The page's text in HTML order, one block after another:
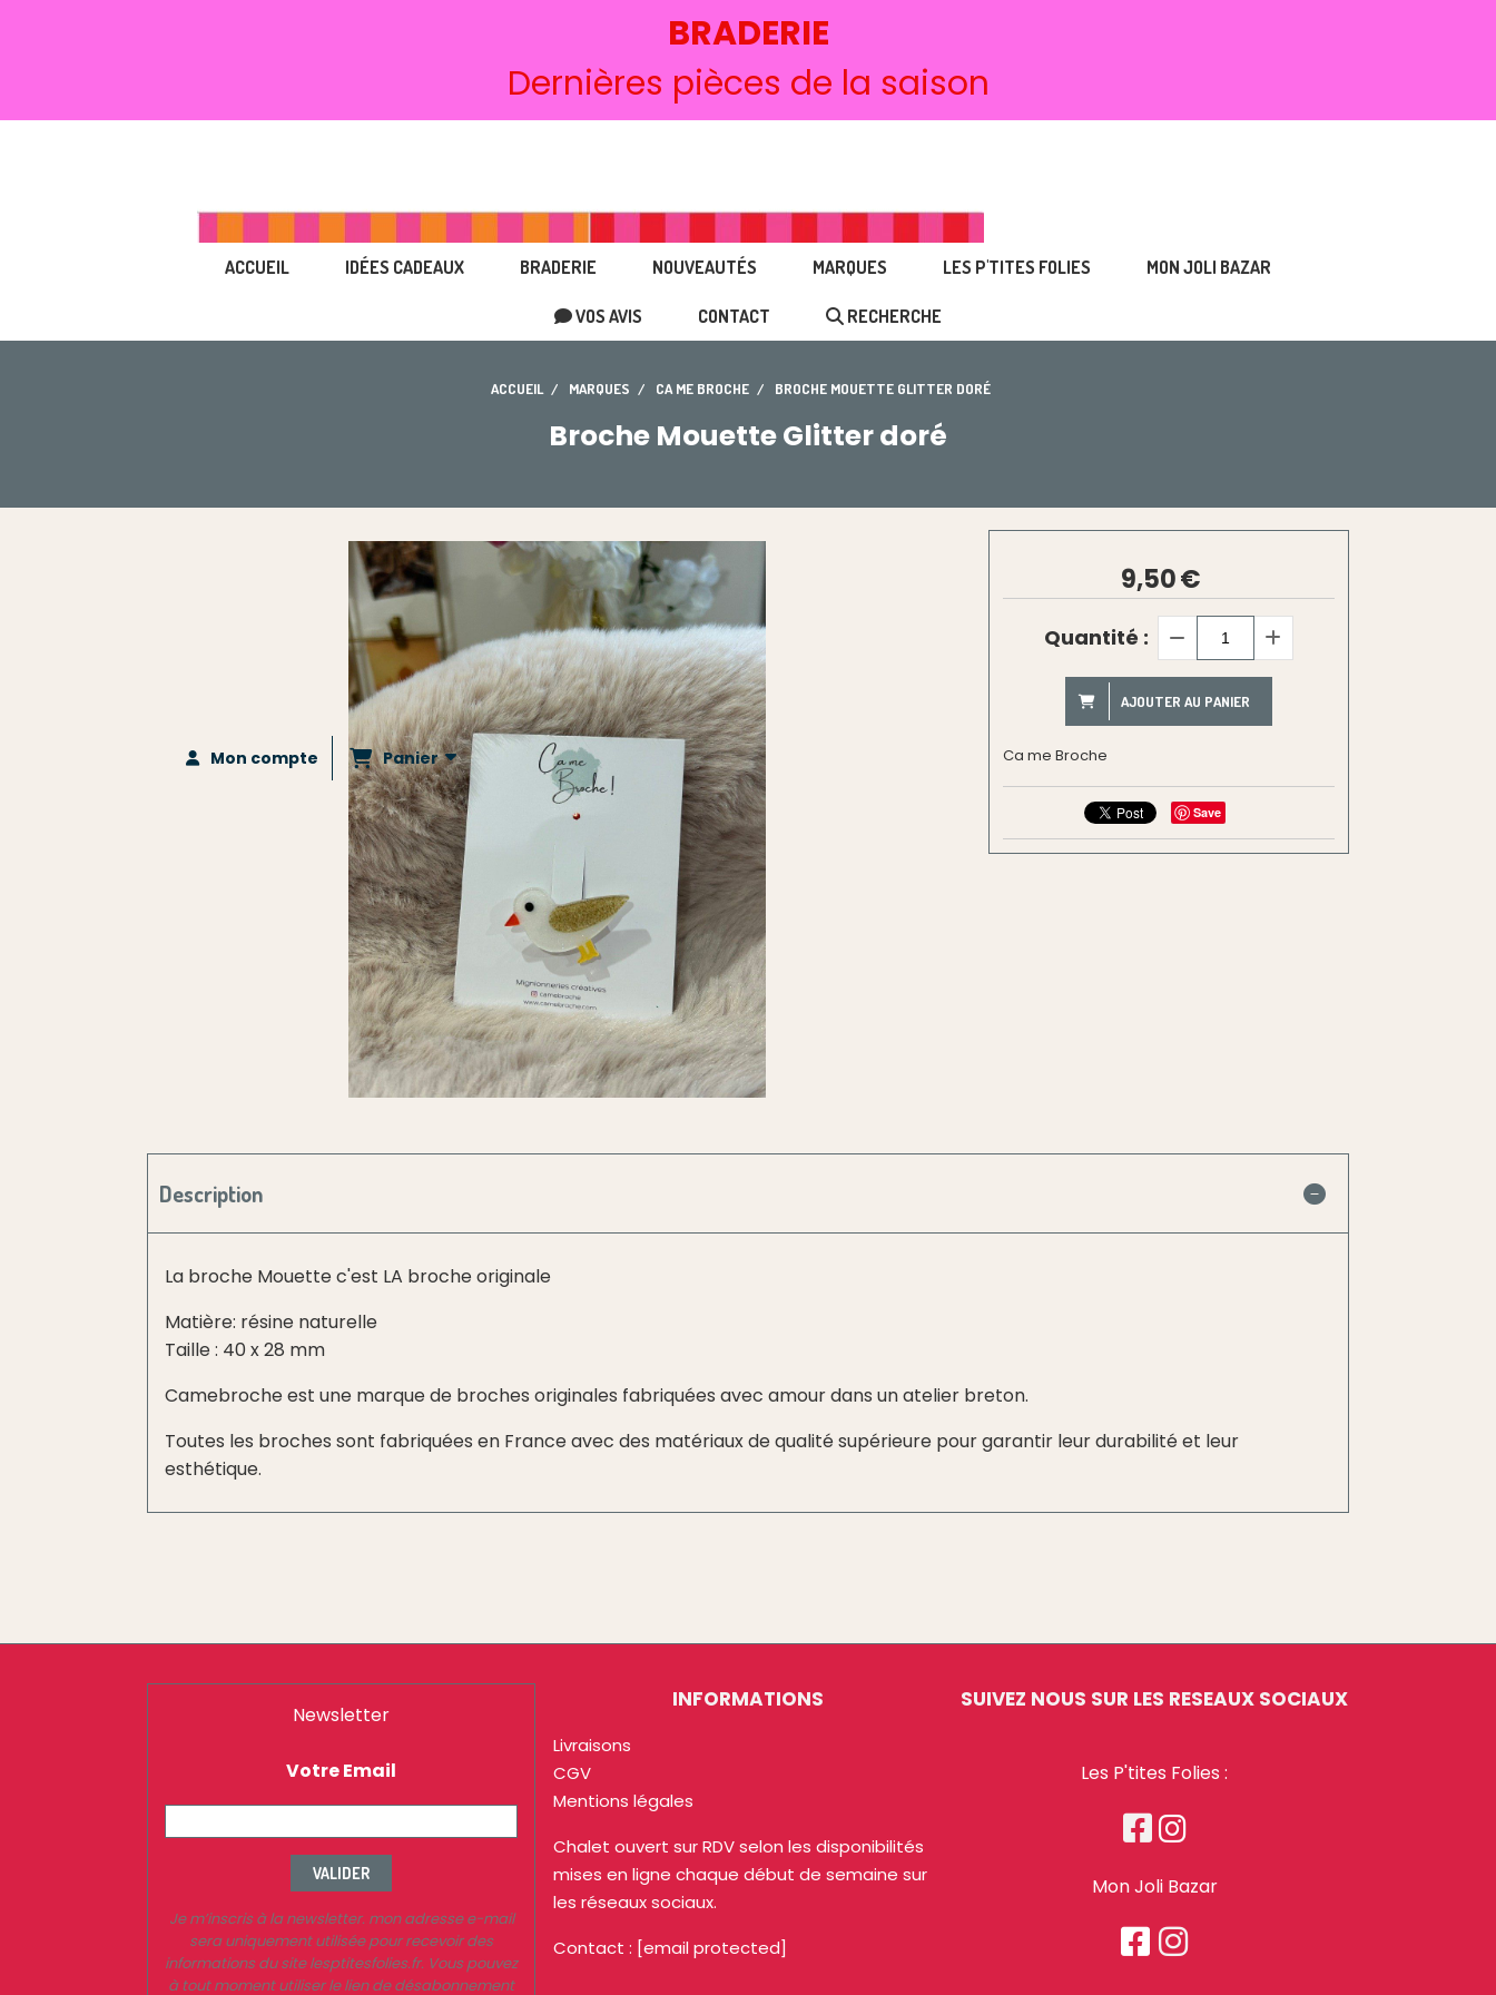
BRADERIE
Dernières pièces de la saison
Mon compte Panier
ACCUEIL IDÉES CADEAUX BRADERIE NOUVEAUTÉS MARQUES LES P'TITES FOLIES MON JOLI BAZAR
VOS AVIS CONTACT RECHERCHE
ACCUEIL MARQUES CA ME BROCHE BROCHE MOUETTE GLITTER DORÉ
Broche Mouette Glitter doré
9,50€
Quantité :
AJOUTER AU PANIER
Ca me Broche
Save
Description
La broche Mouette c'est LA broche originale
Matière: résine naturelle
Taille : 40 x 28 mm
Camebroche est une marque de broches originales fabriquées avec amour dans un atelier breton.
Toutes les broches sont fabriquées en France avec des matériaux de qualité supérieure pour garantir leur durabilité et leur
esthétique.
Newsletter
Votre Email
VALIDER
Je m’inscris à la newsletter. mon adresse e-mail
sera uniquement utilisée pour recevoir des
informations du site lesptitesfolies.fr. Vous pouvez
à tout moment utiliser le lien de désabonnement
INFORMATIONS
Livraisons
CGV
Mentions légales
Chalet ouvert sur RDV selon les disponibilités
mises en ligne chaque début de semaine sur
les réseaux sociaux.
Contact : [email protected]
SUIVEZ NOUS SUR LES RESEAUX SOCIAUX
Les P'tites Folies :
 
Mon Joli Bazar
 